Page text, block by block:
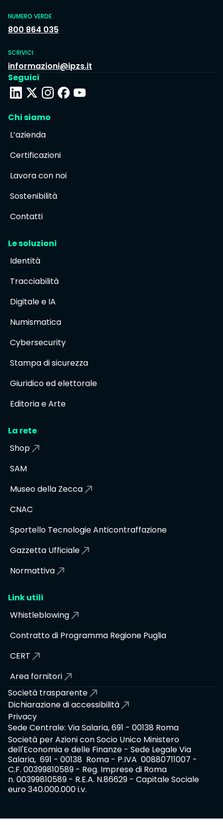
NUMERO VERDE
800 864 035
SCRIVICI
informazioni@ipzs.it
Seguici
Chi siamo
L’azienda
Certificazioni
Lavora con noi
Sostenibilità
Contatti
Le soluzioni
Identità
Tracciabilità
Digitale e IA
Numismatica
Cybersecurity
Stampa di sicurezza
Giuridico ed elettorale
Editoria e Arte
La rete
Shop
SAM
Museo della Zecca
CNAC
Sportello Tecnologie Anticontraffazione
Gazzetta Ufficiale
Normattiva
Link utili
Whistleblowing
Contratto di Programma Regione Puglia
CERT
Area fornitori
Società trasparente
Dichiarazione di accessibilità
Privacy
Sede Centrale: Via Salaria, 691 - 00138 Roma
Società per Azioni con Socio Unico Ministero
dell'Economia e delle Finanze - Sede Legale Via
Salaria, 691 - 00138 Roma - P.IVA 00880711007 -
C.F. 00399810589 - Reg. Imprese di Roma
n. 00399810589 - R.E.A. N.86629 - Capitale Sociale
euro 340.000.000 i.v.